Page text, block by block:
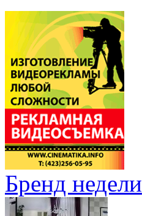
Бренд недели